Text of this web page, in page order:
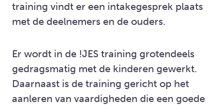
training vindt er een intakegesprek plaats
met de deelnemers en de ouders.
Er wordt in de !JES training grotendeels
gedragsmatig met de kinderen gewerkt.
Daarnaast is de training gericht op het
aanleren van vaardigheden die een goede